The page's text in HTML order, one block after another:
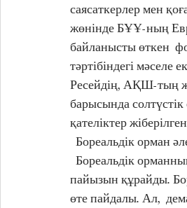
саясаткерлер мен
жөнінде БҰҰ-ның
байланысты өткен
тәртібіндегі
Ресейдің, АҚШ-тың
барысында
қателіктер
Бореальдік орман
пайызын құрайды.
өте пайдалы. Ал,